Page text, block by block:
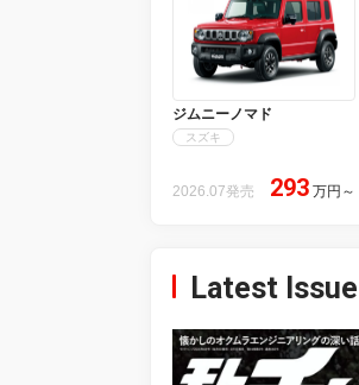
ジムニーノマド
スズキ
2026.07発売 293 万円 ～
Latest Issue